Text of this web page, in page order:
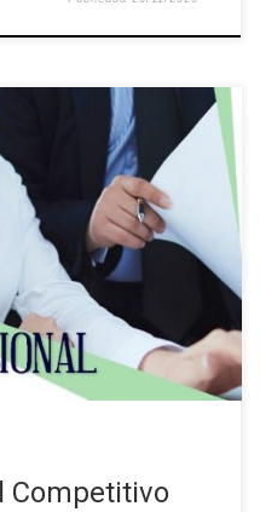
través del Proyecto
Latin America: engaging
el futuro de Latinoamérica
organizó el evento “Perfil
fue destinada para
diferentes carreras […]
Competitivo